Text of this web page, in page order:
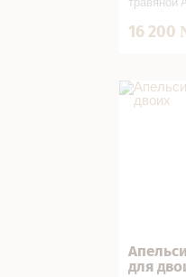
16 200
двоих в
для